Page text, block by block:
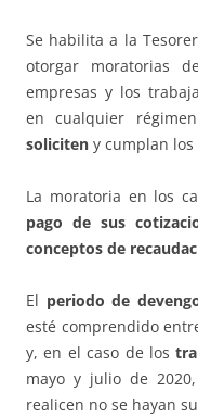
Se habilita a la
otorgar moratorias
empresas y los
en cualquier
soliciten y cumplan
La moratoria en los
pago de sus
conceptos de
El periodo de
esté comprendido
y, en el caso de los
mayo y julio de
realicen no se hayan